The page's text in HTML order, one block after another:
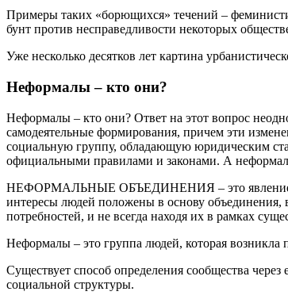
Примеры таких «борющихся» течений –
бунт против несправедливости некоторых
Уже несколько десятков лет картина
Неформалы – кто они?
Неформалы – кто они? Ответ на этот вопрос
самодеятельные формирования, причем эти
социальную группу, обладающую юридическим
официальными правилами и законами. А
НЕФОРМАЛЬНЫЕ ОБЪЕДИНЕНИЯ – это явление
интересы людей положены в основу
потребностей, и не всегда находя их в рамках
Неформалы – это группа людей, которая
Существует способ определения сообщества
социальной структуры.